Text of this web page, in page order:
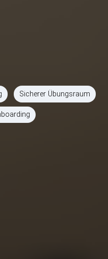
Sicherer Übungsraum